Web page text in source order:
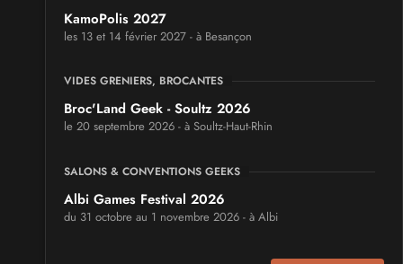
KamoPolis 2027
les 13 et 14 février 2027 - à Besançon
VIDES GRENIERS, BROCANTES
Broc'Land Geek - Soultz 2026
le 20 septembre 2026 - à Soultz-Haut-Rhin
SALONS & CONVENTIONS GEEKS
Albi Games Festival 2026
du 31 octobre au 1 novembre 2026 - à Albi